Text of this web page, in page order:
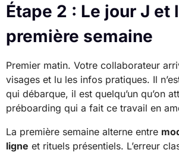
Étape 2 : Le jour J et
première semaine
Premier matin. Votre collaborateur
visages et lu les infos pratiques. Il
qui débarque, il est quelqu’un qu’on
préboarding qui a fait ce travail en
La première semaine alterne entre
ligne et rituels présentiels. L’erreur